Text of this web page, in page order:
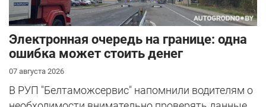
Электронная очередь на границе: одна
ошибка может стоить денег
07 августа 2026
В РУП "Белтаможсервис" напомнили водителям о